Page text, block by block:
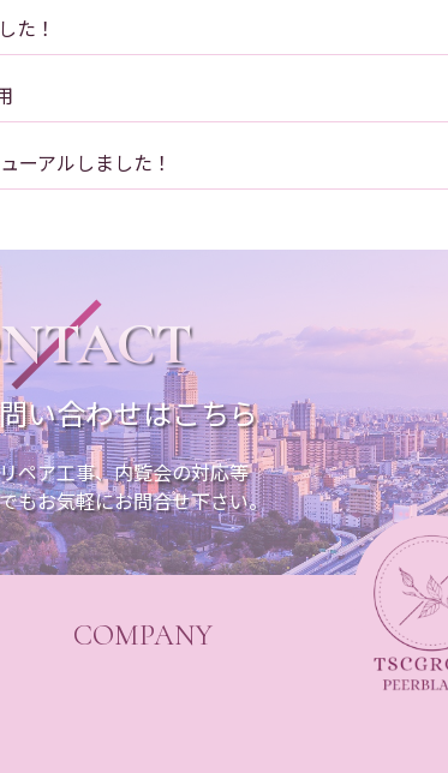
た！
ーアルしました！
い合わせはこちら
ペア工事、内覧会の対応等
もお気軽にお問合せ下さい。
COMPANY